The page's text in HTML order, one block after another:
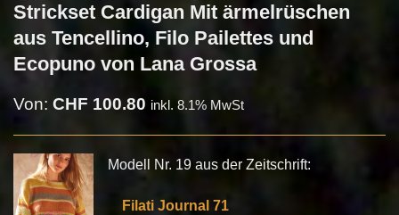
Strickset Cardigan Mit ärmelrüschen
aus Tencellino, Filo Pailettes und
Ecopuno von Lana Grossa
Von: CHF 100.80 inkl. 8.1% MwSt
Modell Nr. 19 aus der Zeitschrift:
Filati Journal 71